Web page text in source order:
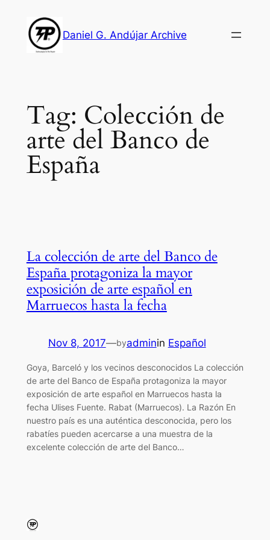
content
Daniel G. Andújar Archive
Tag: Colección de
arte del Banco de
España
La colección de arte del Banco de
España protagoniza la mayor
exposición de arte español en
Marruecos hasta la fecha
Nov 8, 2017—byadminin Español
Goya, Barceló y los vecinos desconocidos La colección
de arte del Banco de España protagoniza la mayor
exposición de arte español en Marruecos hasta la
fecha Ulises Fuente. Rabat (Marruecos). La Razón En
nuestro país es una auténtica desconocida, pero los
rabatíes pueden acercarse a una muestra de la
excelente colección de arte del Banco…